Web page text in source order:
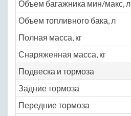
Объем багажника мин/макс, л
Объем топливного бака, л
Полная масса, кг
Снаряженная масса, кг
Подвеска и тормоза
Задние тормоза
Передние тормоза